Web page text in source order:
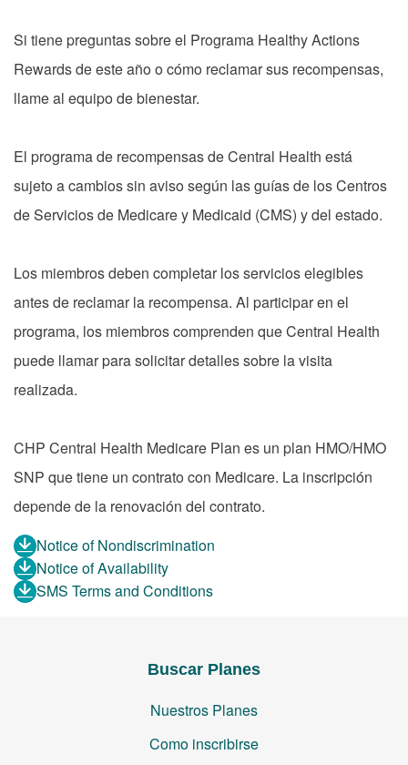
Si tiene preguntas sobre el Programa Healthy Actions
Rewards de este año o cómo reclamar sus recompensas,
llame al equipo de bienestar.
El programa de recompensas de Central Health está
sujeto a cambios sin aviso según las guías de los Centros
de Servicios de Medicare y Medicaid (CMS) y del estado.
Los miembros deben completar los servicios elegibles
antes de reclamar la recompensa. Al participar en el
programa, los miembros comprenden que Central Health
puede llamar para solicitar detalles sobre la visita
realizada.
CHP Central Health Medicare Plan es un plan HMO/HMO
SNP que tiene un contrato con Medicare. La inscripción
depende de la renovación del contrato.
Notice of Nondiscrimination
Notice of Availability
SMS Terms and Conditions
Buscar Planes
Nuestros Planes
Como inscribirse